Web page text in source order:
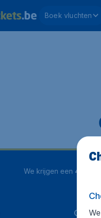
Boek vluchten
We krijgen een 4.1 uit 5